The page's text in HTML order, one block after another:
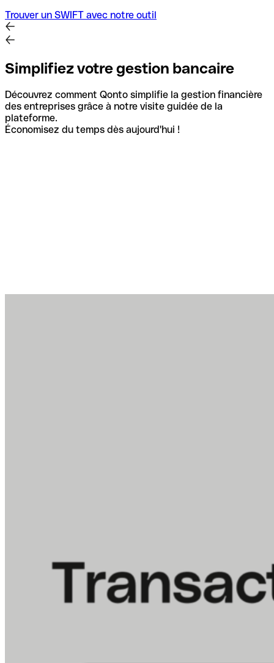
Trouver un SWIFT avec notre outil
Simplifiez votre gestion bancaire
Découvrez comment Qonto simplifie la gestion financière
des entreprises grâce à notre visite guidée de la
plateforme.
Économisez du temps dès aujourd'hui !